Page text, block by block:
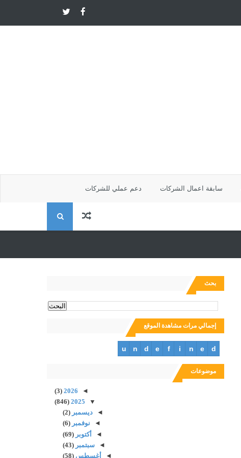
سابقة اعمال الشركات دعم عملي للشركات
ا
ح
بحث
إجمالي مرات مشاهدة الموقع
u n d e f i n e d
موضوعات
◄
2026
(3)
▼
2025
(846)
◄ديسمبر(2)
◄ نوفمبر(6)
◄أكتوبر(69)
◄سبتمبر(43)
◄
أغسطس(58)